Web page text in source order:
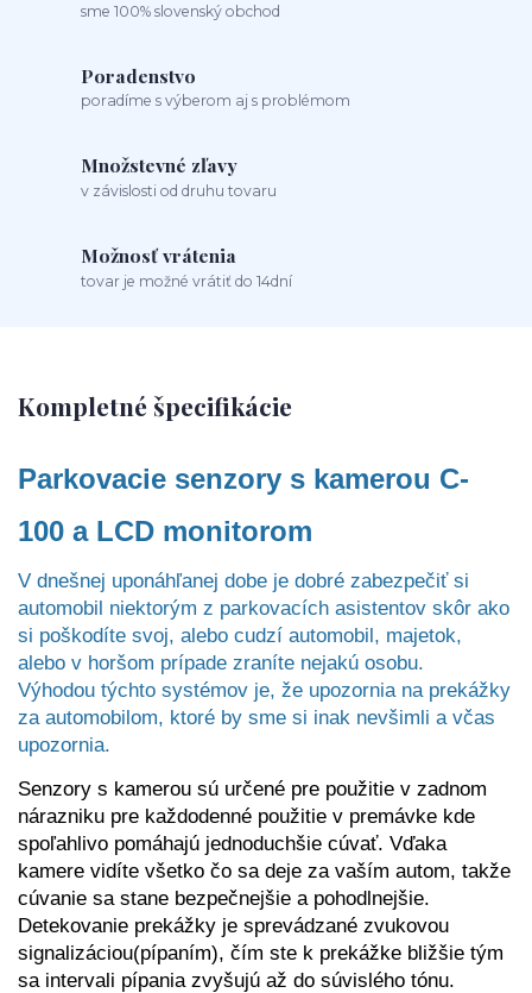
sme 100% slovenský obchod
Poradenstvo
poradíme s výberom aj s problémom
Množstevné zľavy
v závislosti od druhu tovaru
Možnosť vrátenia
tovar je možné vrátiť do 14dní
Kompletné špecifikácie
Parkovacie senzory s kamerou C-
100 a LCD monitorom
V dnešnej uponáhľanej dobe je dobré zabezpečiť si
automobil niektorým z parkovacích asistentov skôr ako
si poškodíte svoj, alebo cudzí automobil, majetok,
alebo v horšom prípade zraníte nejakú osobu.
Výhodou týchto systémov je, že upozornia na prekážky
za automobilom, ktoré by sme si inak nevšimli a včas
upozornia.
Senzory s kamerou sú určené pre použitie v zadnom
nárazniku pre každodenné použitie v premávke kde
spoľahlivo pomáhajú jednoduchšie cúvať. Vďaka
kamere vidíte všetko čo sa deje za vaším autom, takže
cúvanie sa stane bezpečnejšie a pohodlnejšie.
Detekovanie prekážky je sprevádzané zvukovou
signalizáciou(pípaním), čím ste k prekážke bližšie tým
sa intervali pípania zvyšujú až do súvislého tónu.